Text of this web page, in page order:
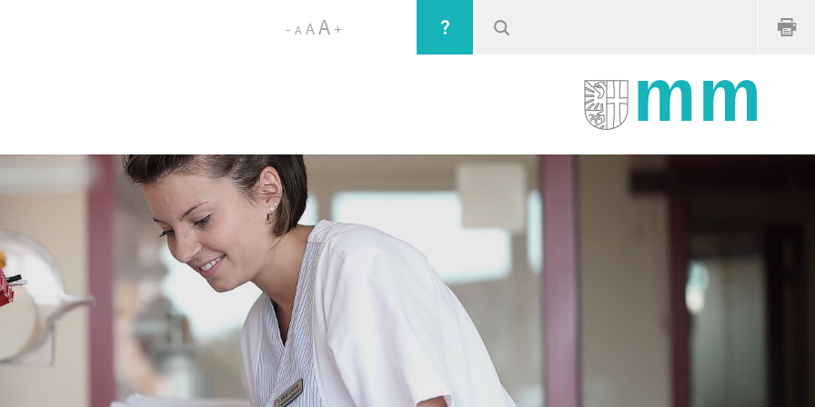
- AAA+